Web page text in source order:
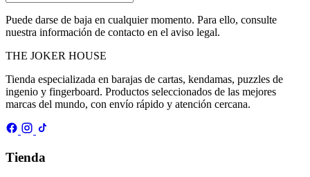
Puede darse de baja en cualquier momento. Para ello, consulte
nuestra información de contacto en el aviso legal.
THE JOKER HOUSE
Tienda especializada en barajas de cartas, kendamas, puzzles de
ingenio y fingerboard. Productos seleccionados de las mejores
marcas del mundo, con envío rápido y atención cercana.
Tienda